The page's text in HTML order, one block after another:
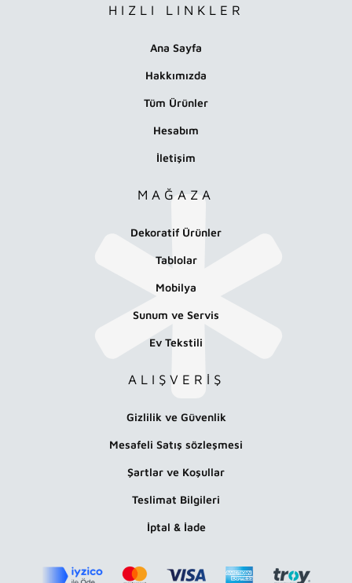
HIZLI LINKLER
Ana Sayfa
Hakkımızda
Tüm Ürünler
Hesabım
İletişim
MAĞAZA
Dekoratif Ürünler
Tablolar
Mobilya
Sunum ve Servis
Ev Tekstili
ALIŞVERİŞ
Gizlilik ve Güvenlik
Mesafeli Satış sözleşmesi
Şartlar ve Koşullar
Teslimat Bilgileri
İptal & İade